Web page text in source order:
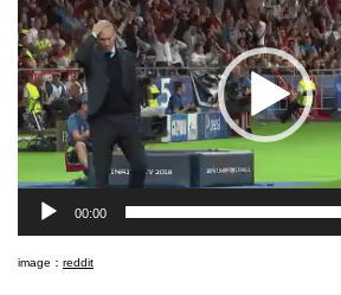
プ
レ
ー
ヤ
ー
00:00
image： reddit